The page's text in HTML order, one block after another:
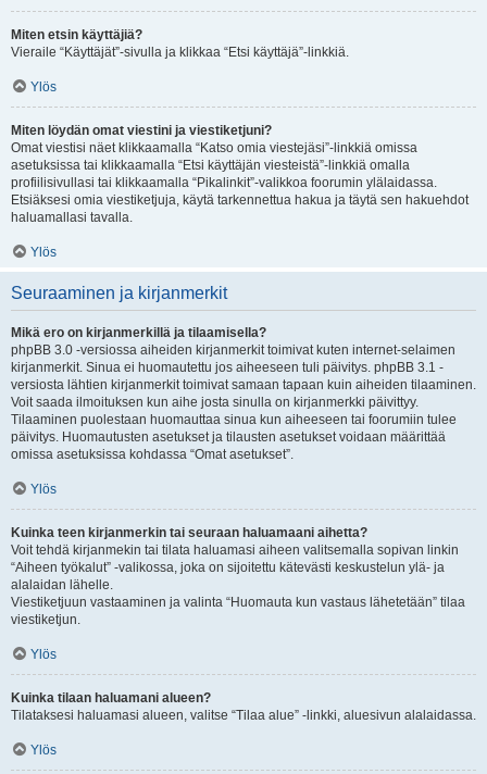
Miten etsin käyttäjiä?
Vieraile “Käyttäjät”-sivulla ja klikkaa “Etsi käyttäjä”-linkkiä.
Ylös
Miten löydän omat viestini ja viestiketjuni?
Omat viestisi näet klikkaamalla “Katso omia viestejäsi”-linkkiä omissa
asetuksissa tai klikkaamalla “Etsi käyttäjän viesteistä”-linkkiä omalla
profiilisivullasi tai klikkaamalla “Pikalinkit”-valikkoa foorumin ylälaidassa.
Etsiäksesi omia viestiketjuja, käytä tarkennettua hakua ja täytä sen hakuehdot
haluamallasi tavalla.
Ylös
Seuraaminen ja kirjanmerkit
Mikä ero on kirjanmerkillä ja tilaamisella?
phpBB 3.0 -versiossa aiheiden kirjanmerkit toimivat kuten internet-selaimen
kirjanmerkit. Sinua ei huomautettu jos aiheeseen tuli päivitys. phpBB 3.1 -
versiosta lähtien kirjanmerkit toimivat samaan tapaan kuin aiheiden tilaaminen.
Voit saada ilmoituksen kun aihe josta sinulla on kirjanmerkki päivittyy.
Tilaaminen puolestaan huomauttaa sinua kun aiheeseen tai foorumiin tulee
päivitys. Huomautusten asetukset ja tilausten asetukset voidaan määrittää
omissa asetuksissa kohdassa “Omat asetukset”.
Ylös
Kuinka teen kirjanmerkin tai seuraan haluamaani aihetta?
Voit tehdä kirjanmekin tai tilata haluamasi aiheen valitsemalla sopivan linkin
“Aiheen työkalut” -valikossa, joka on sijoitettu kätevästi keskustelun ylä- ja
alalaidan lähelle.
Viestiketjuun vastaaminen ja valinta “Huomauta kun vastaus lähetetään” tilaa
viestiketjun.
Ylös
Kuinka tilaan haluamani alueen?
Tilataksesi haluamasi alueen, valitse “Tilaa alue” -linkki, aluesivun alalaidassa.
Ylös